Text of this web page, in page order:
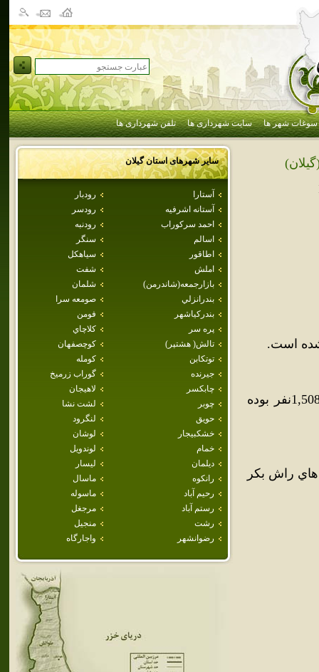
سوغات شهر ها سایت شهرداری ها تلفن شهرداری ها
سایر شهرهای استانگيلان
آستارا
رودبار
آستانه اشرفيه
رودسر
احمد سركوراب
رودنبه
اسالم
سنگر
اطاقور
سياهكل
املش
شفت
بازارجمعه(شاندرمن)
شلمان
بندرانزلي
صومعه سرا
بندركياشهر
فومن
پره سر
كلاچاي
تالش( هشتپر)
كوچصفهان
توتكابن
كومله
جيرنده
گوراب زرميخ
چابكسر
لاهيجان
چوبر
لشت نشا
حويق
لنگرود
خشكبيجار
لوشان
خمام
لوندويل
ديلمان
ليسار
رانكوه
ماسال
رحيم آباد
ماسوله
رستم آباد
مرجغل
رشت
منجيل
رضوانشهر
واجارگاه
شده است.
براساس سرشماري سال 1385جمعيت بره‌سر (446خانوار) برابر با 1,508نفر بوده
راش بکر